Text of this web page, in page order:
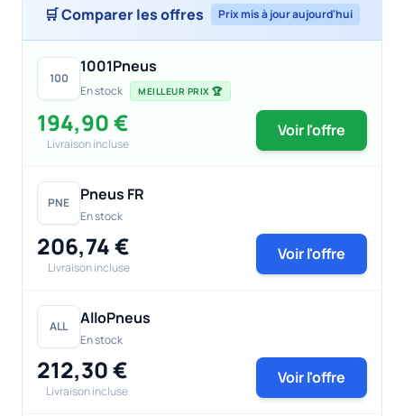
🛒 Comparer les offres Prix mis à jour aujourd'hui
100
1001Pneus
En stock MEILLEUR PRIX 🏆
194,90 €
Livraison incluse
Voir l'offre
PNE Pneus FR
En stock
206,74 €
Livraison incluse
Voir l'offre
ALL AlloPneus
En stock
212,30 €
Livraison incluse
Voir l'offre